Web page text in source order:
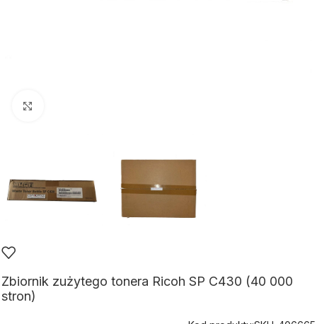
Zbiornik zużytego tonera Ricoh SP C430 (40 000
stron)